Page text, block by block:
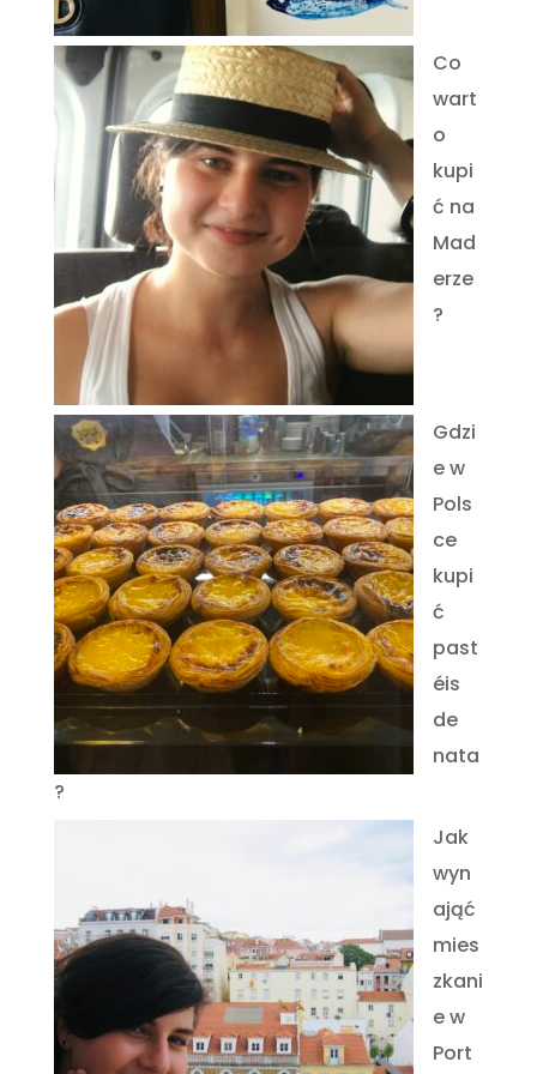
Co
wart
o
kupi
ć na
Mad
erze
?
Gdzi
e w
Pols
ce
kupi
ć
past
éis
de
nata
?
Jak
wyn
ająć
mies
zkani
e w
Port